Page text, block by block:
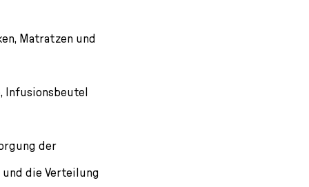
Matratzen und
Infusionsbeutel
der
die Verteilung